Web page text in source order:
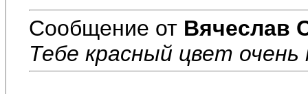
Сообщение от Вячеслав
Тебе красный цвет очень